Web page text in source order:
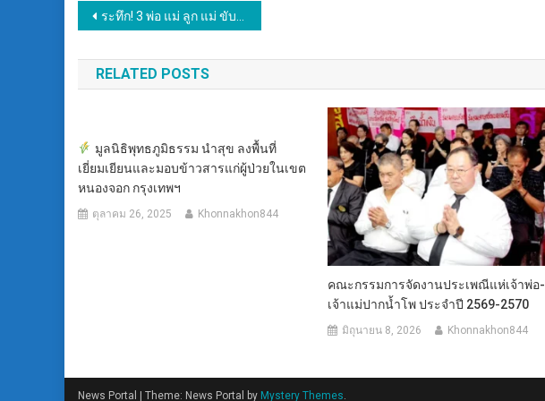
แนะแนว
เรื่อง
ระทึก! 3 พ่อ แม่ ลูก แม่ ขับรถหลับในชนท้ายรถกระบะจอดอยู่พลิกคว่ำ เกิดเหตุที่หน้าโรงพยาบาล อ.เภอพังโคน จ.สกลนคร รถหมุนชนกับรถกระบะที่จอดอยู่ข้างทาง ส่วนคนขับปลอดภัย ไม่ได้รับบาดเจ็บ ส่วนผู้โดยสารบาดเจ็บเล็กน้อย และเด็กวัยขวบเศษ ปลดภัย เชื่อบารมี “พ่อเหิน” ช่วยรอดตายหวุดหวิด
RELATED POSTS
มูลนิธิพุทธภูมิธรรม นำสุข ลงพื้นที่
เยี่ยมเยียนและมอบข้าวสารแก่ผู้ป่วยในเขต
หนองจอก กรุงเทพฯ
ตุลาคม 26, 2025 Khonnakhon844
คณะกรรมการจัดงานประเพณีแห่เจ้าพ่อ-
เจ้าแม่ปากน้ำโพ ประจำปี 2569-2570
มิถุนายน 8, 2026 Khonnakhon844
News Portal Theme: News Portal by Mystery Themes.